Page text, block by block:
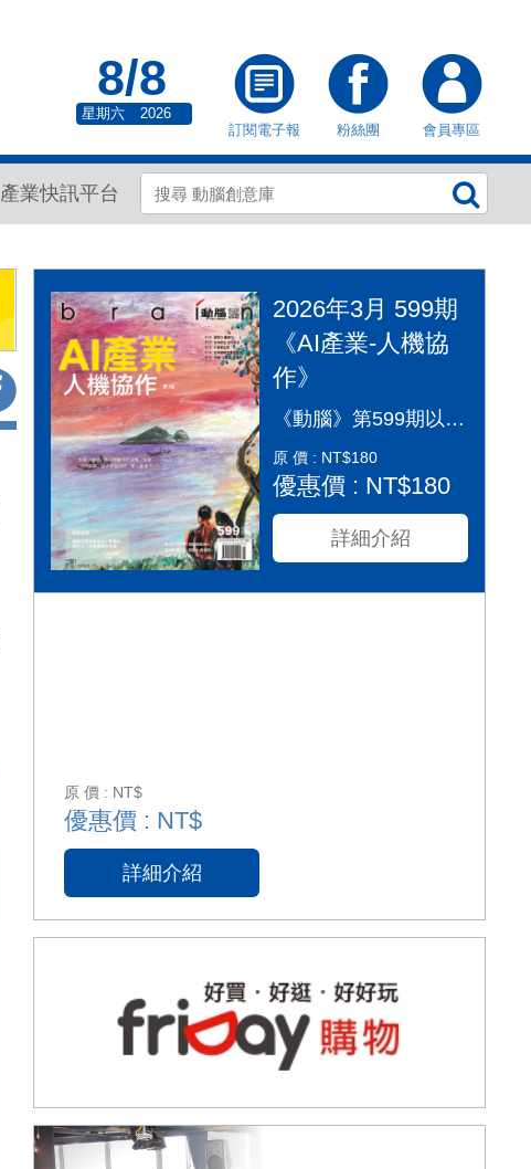
8/8
星期六
2026
訂閱電子報
粉絲團 會員專區
產業快訊平台
2026年3月 599期
《AI產業-人機協
作》
《動腦》第599期以「AI產業：人機協作」為封面故事，探討AI從「造夢期」邁入「落地應用」的關鍵變革。本期深入剖析2026年AI產業全景，涵蓋代理型AI（Agentic AI）如何重塑顧客旅程、企業導入實戰指南及風險治理。透過專家觀點，解構從智慧金融到行銷流程的自動化轉型，並探討「人機協作」模式下，行銷人如何從軟體操作者轉變為AI指揮官，在矽基與碳基共存的時代，將算力轉化為驅動企業長期成長的關鍵動能，打造更有溫度的未來生活。
原 價 : NT$180
優惠價 : NT$180
詳細介紹
原 價 : NT$
優惠價 : NT$
詳細介紹